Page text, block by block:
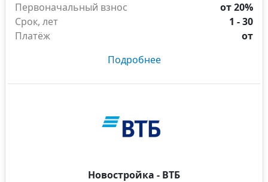
Первоначальный взнос
от 20%
Срок, лет
1 - 30
Платёж
от
Подробнее
Новостройка - ВТБ